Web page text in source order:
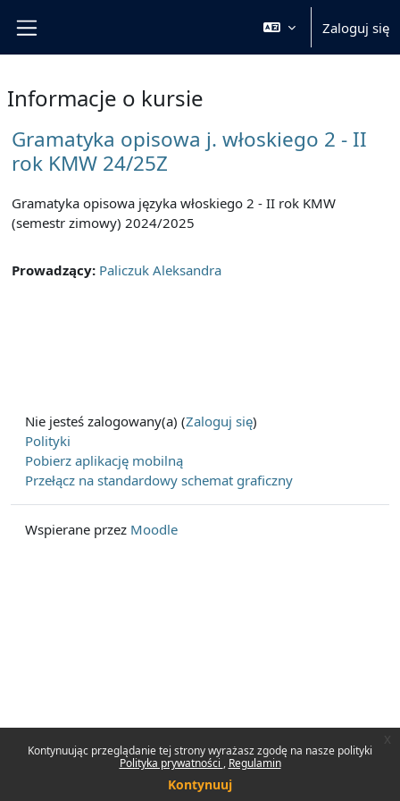
Kontynuując przeglądanie tej strony wyrażasz zgodę na nasze polityki
Polityka prywatności
Regulamin
Kontynuuj
Zaloguj się
Informacje o kursie
Gramatyka opisowa j. włoskiego 2 - II
rok KMW 24/25Z
Gramatyka opisowa języka włoskiego 2 - II rok KMW
(semestr zimowy) 2024/2025
Prowadzący: Paliczuk Aleksandra
Nie jesteś zalogowany(a) (Zaloguj się)
Polityki
Pobierz aplikację mobilną
Przełącz na standardowy schemat graficzny
Wspierane przez Moodle